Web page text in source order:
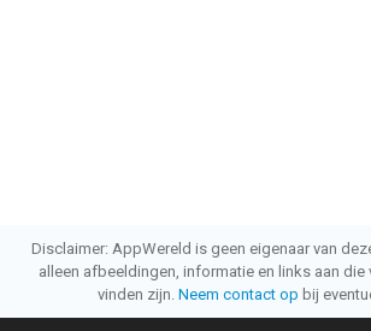
Disclaimer: AppWereld is geen eigenaar van
alleen afbeeldingen, informatie en links aan die
vinden zijn. Neem contact op bij